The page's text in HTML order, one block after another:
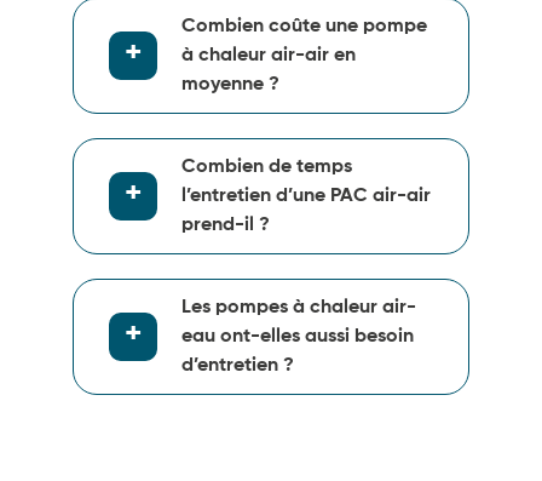
Combien coûte une pompe
à chaleur air-air en
moyenne ?
Combien de temps
l’entretien d’une PAC air-air
prend-il ?
Les pompes à chaleur air-
eau ont-elles aussi besoin
d’entretien ?